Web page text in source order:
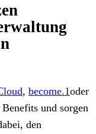
, become.1oder
und sorgen
den